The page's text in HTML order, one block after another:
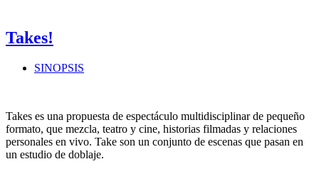
Takes!
SINOPSIS
Takes es una propuesta de espectáculo multidisciplinar de pequeño
formato, que mezcla, teatro y cine, historias filmadas y relaciones
personales en vivo. Take son un conjunto de escenas que pasan en
un estudio de doblaje.